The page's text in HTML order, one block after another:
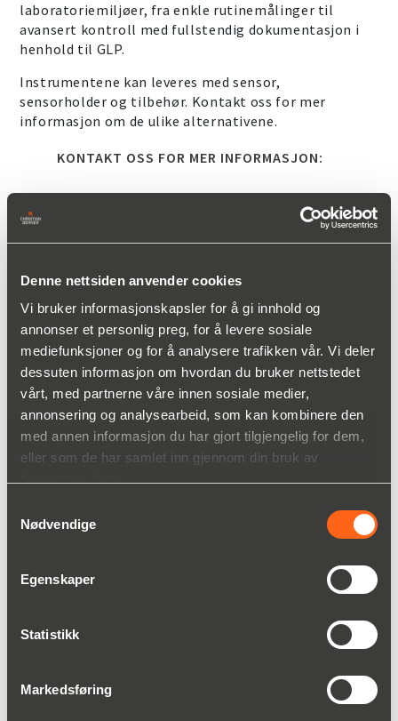
Denne nettsiden anvender cookies
Vi bruker informasjonskapsler for å gi innhold og
annonser et personlig preg, for å levere sosiale
mediefunksjoner og for å analysere trafikken vår. Vi deler
dessuten informasjon om hvordan du bruker nettstedet
vårt, med partnerne våre innen sosiale medier,
annonsering og analysearbeid, som kan kombinere den
med annen informasjon du har gjort tilgjengelig for dem,
eller som de har samlet inn gjennom din bruk av
Nødvendige
Egenskaper
Statistikk
Markedsføring
laboratoriemiljøer, fra enkle rutinemålinger til
avansert kontroll med fullstendig dokumentasjon i
henhold til GLP.
Instrumentene kan leveres med sensor,
sensorholder og tilbehør. Kontakt oss for mer
informasjon om de ulike alternativene.
KONTAKT OSS FOR MER INFORMASJON:
Henrik Andersson
Inneselger, Salgs -og ordre koordinator,
Prosessteknikk, Miljøteknikk
91 37 75 88
Henrik.P.Andersson(a)christianberner.com
Bruksområder
For de fleste laboratoriemiljøer, fra enkle